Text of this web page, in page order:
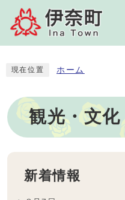
現在位置 ホーム
観光・文化
新着情報